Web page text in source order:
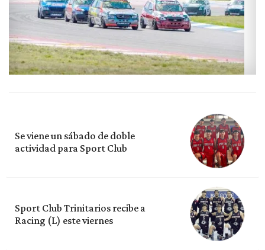
Se viene un sábado de doble
actividad para Sport Club
Sport Club Trinitarios recibe a
Racing (L) este viernes